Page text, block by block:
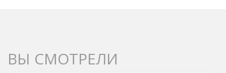
ВЫ СМОТРЕЛИ